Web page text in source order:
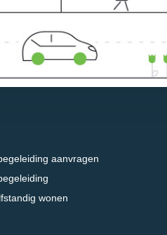
aanvragen
wonen